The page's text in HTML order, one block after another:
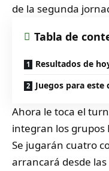
de la segunda
Tabla de
Resultados de
Juegos para este
Ahora le toca el
integran los grupos
Se jugarán cuatro
arrancará desde